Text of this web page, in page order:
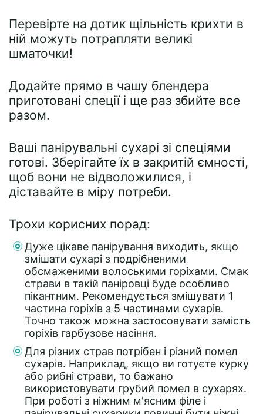
Перевірте на дотик щільність крихти в
ній можуть потрапляти великі
шматочки!
Додайте прямо в чашу блендера
приготовані спеції і ще раз збийте все
разом.
Ваші панірувальні сухарі зі спеціями
готові. Зберігайте їх в закритій ємності,
щоб вони не відволожилися, і
діставайте в міру потреби.
Трохи корисних порад:
Дуже цікаве панірування виходить, якщо
змішати сухарі з подрібненими
обсмаженими волоськими горіхами. Смак
страви в такій паніровці буде особливо
пікантним. Рекомендується змішувати 1
частина горіхів з 5 частинами сухарів.
Точно також можна застосовувати замість
горіхів гарбузове насіння.
Для різних страв потрібен і різний помел
сухарів. Наприклад, якщо ви готуєте курку
або рибні страви, то бажано
використовувати грубий помел в сухарях.
При роботі з ніжним м'ясним філе і